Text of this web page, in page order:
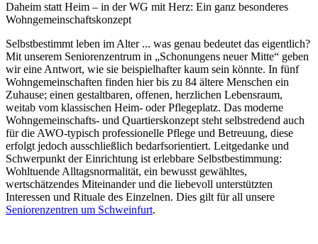
Daheim statt Heim – in der WG mit Herz: Ein ganz besonderes
Wohngemeinschaftskonzept
Selbstbestimmt leben im Alter ... was genau bedeutet das eigentlich?
Mit unserem Seniorenzentrum in „Schonungens neuer Mitte“ geben
wir eine Antwort, wie sie beispielhafter kaum sein könnte. In fünf
Wohngemeinschaften finden hier bis zu 84 ältere Menschen ein
Zuhause; einen gestaltbaren, offenen, herzlichen Lebensraum,
weitab vom klassischen Heim- oder Pflegeplatz. Das moderne
Wohngemeinschafts- und Quartierskonzept steht selbstredend auch
für die AWO-typisch professionelle Pflege und Betreuung, diese
erfolgt jedoch ausschließlich bedarfsorientiert. Leitgedanke und
Schwerpunkt der Einrichtung ist erlebbare Selbstbestimmung:
Wohltuende Alltagsnormalität, ein bewusst gewähltes,
wertschätzendes Miteinander und die liebevoll unterstützten
Interessen und Rituale des Einzelnen. Dies gilt für all unsere
Seniorenzentren um Schweinfurt.